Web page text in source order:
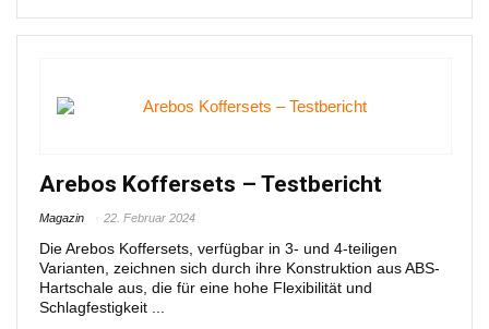
Arebos Koffersets – Testbericht
Magazin 22. Februar 2024
Die Arebos Koffersets, verfügbar in 3- und 4-teiligen
Varianten, zeichnen sich durch ihre Konstruktion aus ABS-
Hartschale aus, die für eine hohe Flexibilität und
Schlagfestigkeit ...